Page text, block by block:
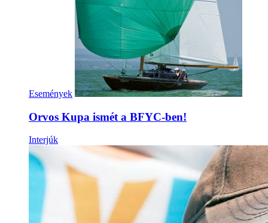
Események
Orvos Kupa ismét a BFYC-ben!
Interjúk